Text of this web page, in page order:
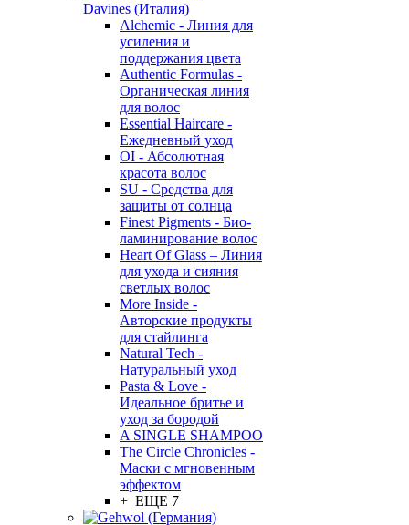
Davines (Италия)
Alchemic - Линия для
усиления и
поддержания цвета
Authentic Formulas -
Органическая линия
для волос
Essential Haircare -
Eжедневный уход
OI - Абсолютная
красота волос
SU - Средства для
защиты от солнца
Finest Pigments - Био-
ламинирование волос
Heart Of Glass – Линия
для ухода и сияния
светлых волос
More Inside -
Авторские продукты
для стайлинга
Natural Tech -
Натуральный уход
Pasta & Love -
Идеальное бритье и
уход за бородой
A SINGLE SHAMPOO
The Circle Chronicles -
Маски с мгновенным
эффектом
+ ЕЩЕ 7